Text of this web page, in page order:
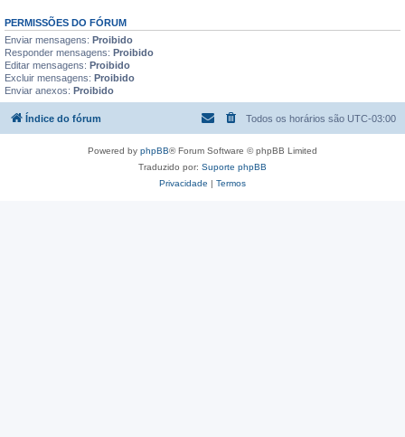
PERMISSÕES DO FÓRUM
Enviar mensagens: Proibido
Responder mensagens: Proibido
Editar mensagens: Proibido
Excluir mensagens: Proibido
Enviar anexos: Proibido
Índice do fórum Todos os horários são UTC-03:00
Powered by phpBB® Forum Software © phpBB Limited
Traduzido por: Suporte phpBB
Privacidade | Termos